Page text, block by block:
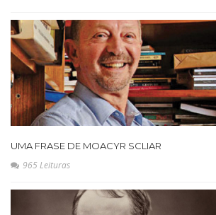
UMA FRASE DE MOACYR SCLIAR
965 Leituras